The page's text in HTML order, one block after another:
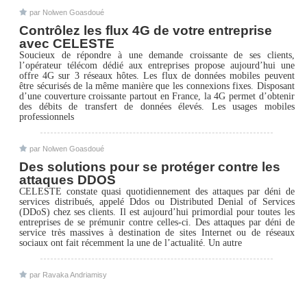
par Nolwen Goasdoué
Contrôlez les flux 4G de votre entreprise
avec CELESTE
Soucieux de répondre à une demande croissante de ses clients,
l’opérateur télécom dédié aux entreprises propose aujourd’hui une
offre 4G sur 3 réseaux hôtes. Les flux de données mobiles peuvent
être sécurisés de la même manière que les connexions fixes. Disposant
d’une couverture croissante partout en France, la 4G permet d’obtenir
des débits de transfert de données élevés. Les usages mobiles
professionnels
par Nolwen Goasdoué
Des solutions pour se protéger contre les
attaques DDOS
CELESTE constate quasi quotidiennement des attaques par déni de
services distribués, appelé Ddos ou Distributed Denial of Services
(DDoS) chez ses clients. Il est aujourd’hui primordial pour toutes les
entreprises de se prémunir contre celles-ci. Des attaques par déni de
service très massives à destination de sites Internet ou de réseaux
sociaux ont fait récemment la une de l’actualité. Un autre
par Ravaka Andriamisy